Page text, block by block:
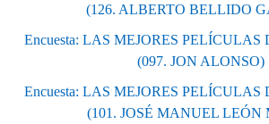
(126. ALBERTO BELLIDO
Encuesta: LAS MEJORES
(097. JON ALONSO)
Encuesta: LAS MEJORES
(101. JOSÉ MANUEL LEÓN